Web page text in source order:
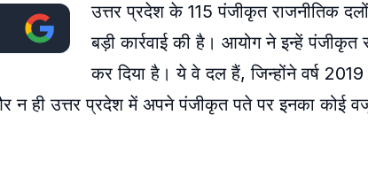
उत्तर प्रदेश के 115 पंजीकृत राजनीतिक
बड़ी कार्रवाई की है। आयोग ने इन्हें पंजीकृत
कर दिया है। ये वे दल हैं, जिन्होंने वर्ष
न ही उत्तर प्रदेश में अपने पंजीकृत पते पर इनका कोई